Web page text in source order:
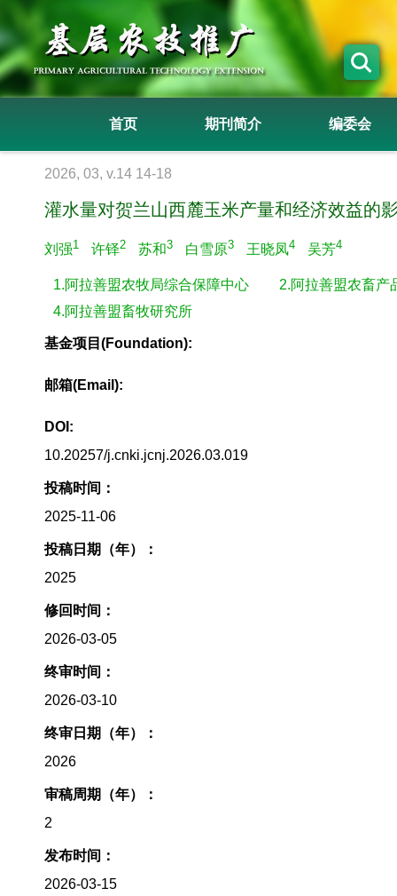
首页 期刊简介 编委会
2026, 03, v.14 14-18
灌水量对贺兰山西麓玉米产量和经济效益的
刘强1 许铎2 苏和3 白雪原3 王晓凤4 吴芳4
1.阿拉善盟农牧局综合保障中心
2.阿拉善盟农畜产
4.阿拉善盟畜牧研究所
基金项目(Foundation):
邮箱(Email):
DOI:
10.20257/j.cnki.jcnj.2026.03.019
投稿时间：
2025-11-06
投稿日期（年）：
2025
修回时间：
2026-03-05
终审时间：
2026-03-10
终审日期（年）：
2026
审稿周期（年）：
2
发布时间：
2026-03-15